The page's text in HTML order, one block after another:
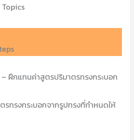
Topics
ฝึกแทนค่าสูตรปริมาตรทรงกระบอก
รทรงกระบอกจากรูปทรงที่กำหนดให้